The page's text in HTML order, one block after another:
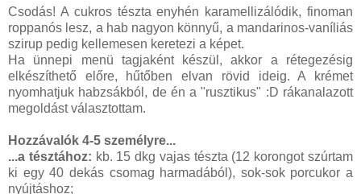
Csodás! A cukros tészta enyhén karamellizálódik, finoman
roppanós lesz, a hab nagyon könnyű, a mandarinos-vaníliás
szirup pedig kellemesen keretezi a képet.
Ha ünnepi menü tagjaként készül, akkor a rétegezésig
elkészíthető előre, hűtőben elvan rövid ideig. A krémet
nyomhatjuk habzsákból, de én a "rusztikus" :D rákanalazott
megoldást választottam.
Hozzávalók 4-5 személyre...
...a tésztához: kb. 15 dkg vajas tészta (12 korongot szúrtam
ki egy 40 dekás csomag harmadából), sok-sok porcukor a
nyújtáshoz;